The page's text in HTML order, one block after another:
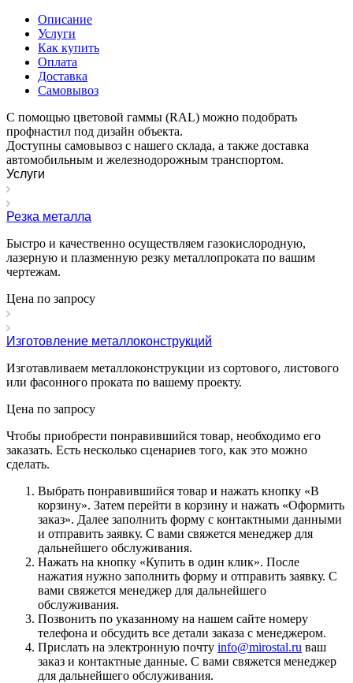
Описание
Услуги
Как купить
Оплата
Доставка
Самовывоз
С помощью цветовой гаммы (RAL) можно подобрать
профнастил под дизайн объекта.
Доступны самовывоз с нашего склада, а также доставка
автомобильным и железнодорожным транспортом.
Услуги
Резка металла
Быстро и качественно осуществляем газокислородную,
лазерную и плазменную резку металлопроката по вашим
чертежам.
Цена по запросу
Изготовление металлоконструкций
Изготавливаем металлоконструкции из сортового, листового
или фасонного проката по вашему проекту.
Цена по запросу
Чтобы приобрести понравившийся товар, необходимо его
заказать. Есть несколько сценариев того, как это можно
сделать.
Выбрать понравившийся товар и нажать кнопку «В
корзину». Затем перейти в корзину и нажать «Оформить
заказ». Далее заполнить форму с контактными данными
и отправить заявку. С вами свяжется менеджер для
дальнейшего обслуживания.
Нажать на кнопку «Купить в один клик». После
нажатия нужно заполнить форму и отправить заявку. С
вами свяжется менеджер для дальнейшего
обслуживания.
Позвонить по указанному на нашем сайте номеру
телефона и обсудить все детали заказа с менеджером.
Прислать на электронную почту info@mirostal.ru ваш
заказ и контактные данные. С вами свяжется менеджер
для дальнейшего обслуживания.